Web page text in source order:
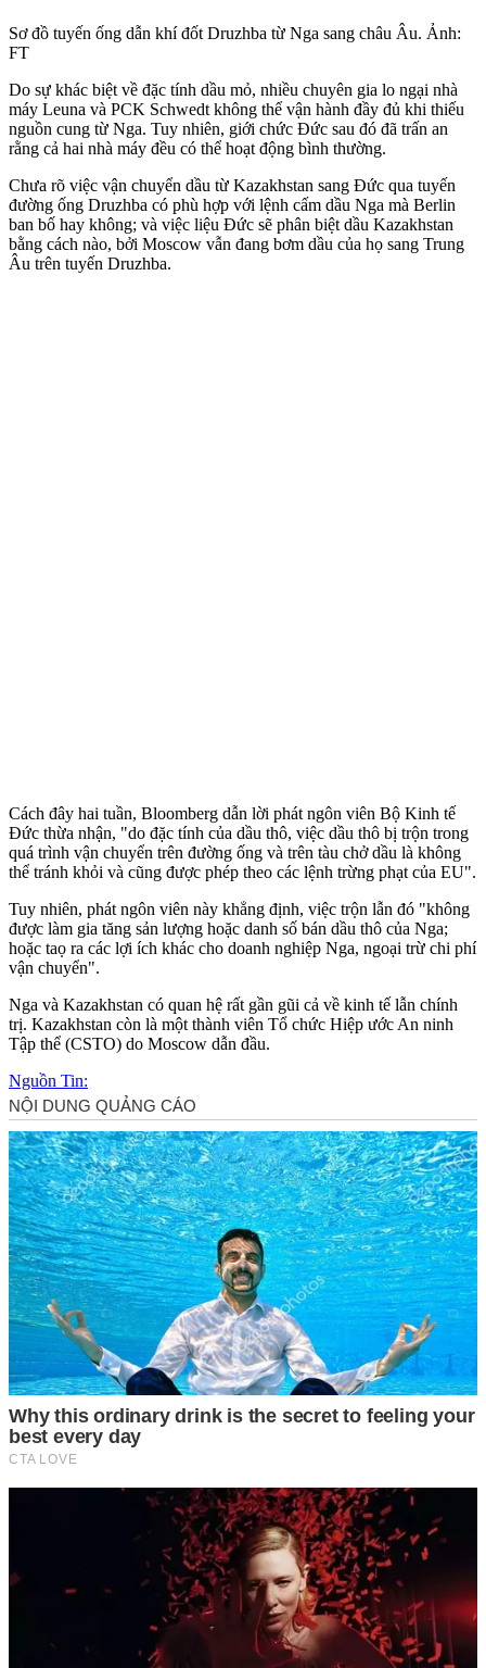
Sơ đồ tuyến ống dẫn khí đốt Druzhba từ Nga sang châu Âu. Ảnh:
FT
Do sự khác biệt về đặc tính dầu mỏ, nhiều chuyên gia lo ngại nhà
máy Leuna và PCK Schwedt không thể vận hành đầy đủ khi thiếu
nguồn cung từ Nga. Tuy nhiên, giới chức Đức sau đó đã trấn an
rằng cả hai nhà máy đều có thể hoạt động bình thường.
Chưa rõ việc vận chuyển dầu từ Kazakhstan sang Đức qua tuyến
đường ống Druzhba có phù hợp với lệnh cấm dầu Nga mà Berlin
ban bố hay không; và việc liệu Đức sẽ phân biệt dầu Kazakhstan
bằng cách nào, bởi Moscow vẫn đang bơm dầu của họ sang Trung
Âu trên tuyến Druzhba.
Cách đây hai tuần, Bloomberg dẫn lời phát ngôn viên Bộ Kinh tế
Đức thừa nhận, "do đặc tính của dầu thô, việc dầu thô bị trộn trong
quá trình vận chuyển trên đường ống và trên tàu chở dầu là không
thể tránh khỏi và cũng được phép theo các lệnh trừng phạt của EU".
Tuy nhiên, phát ngôn viên này khẳng định, việc trộn lẫn đó "không
được làm gia tăng sản lượng hoặc danh số bán dầu thô của Nga;
hoặc taọ ra các lợi ích khác cho doanh nghiệp Nga, ngoại trừ chi phí
vận chuyển".
Nga và Kazakhstan có quan hệ rất gần gũi cả về kinh tế lẫn chính
trị. Kazakhstan còn là một thành viên Tổ chức Hiệp ước An ninh
Tập thể (CSTO) do Moscow dẫn đầu.
Nguồn Tin: